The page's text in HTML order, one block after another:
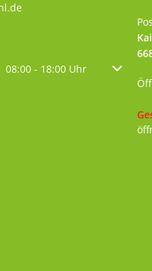
Öffnungs- oder
08:00 - 18:00 Uhr Von